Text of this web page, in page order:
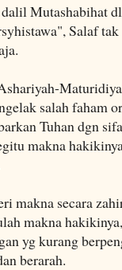
Mutashabihat
Salaf
salah faham
Tuhan dgn
makna
makna secara
makna
yg kurang
berarah.